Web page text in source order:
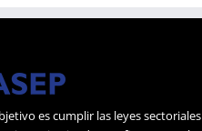
es cumplir las leyes sectoriales